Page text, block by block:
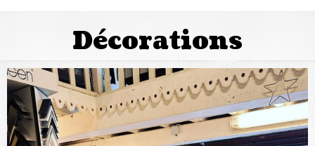
Décorations